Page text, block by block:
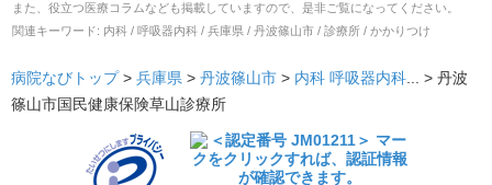
また、役立つ医療コラムなども掲載していますので、是非ご覧になってください。
関連キーワード: 内科 / 呼吸器内科 / 兵庫県 / 丹波篠山市 / 診療所 / かかりつけ
病院なびトップ > 兵庫県 > 丹波篠山市 > 内科 呼吸器内科... > 丹波
篠山市国民健康保険草山診療所